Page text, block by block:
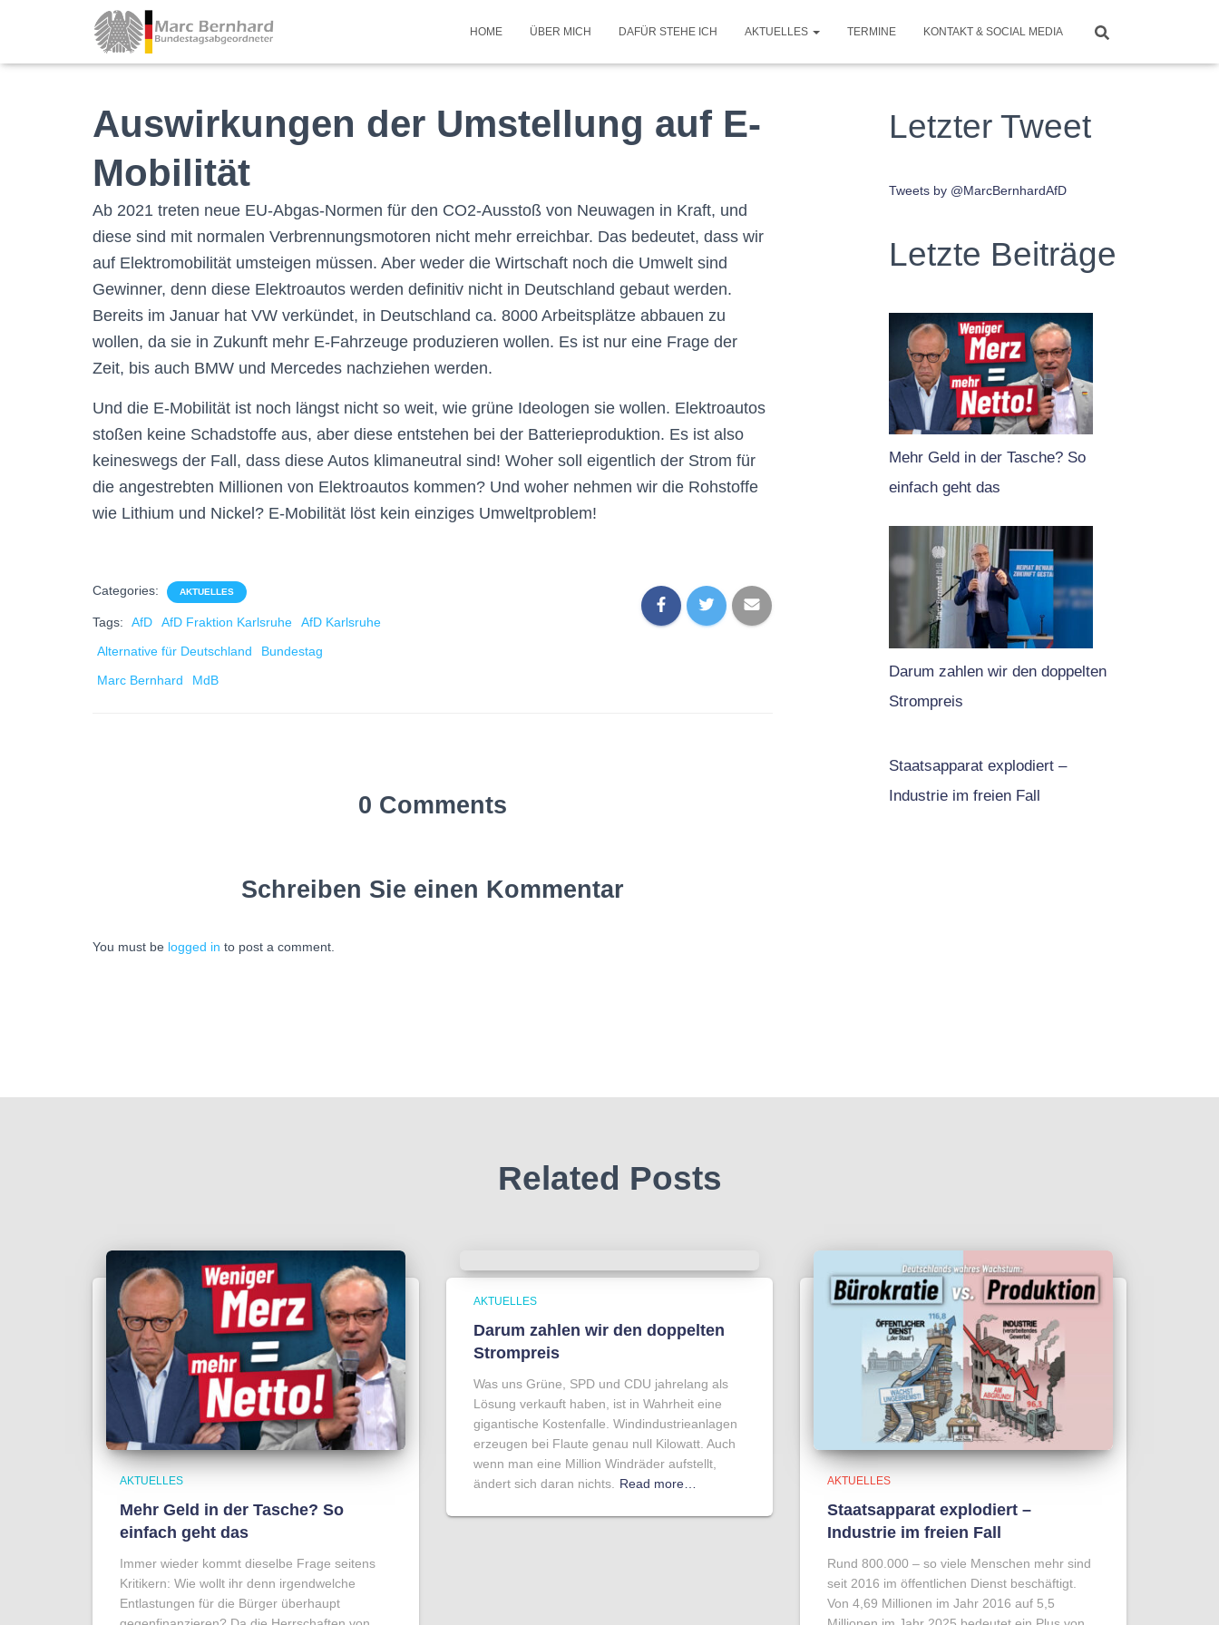
HOME ÜBER MICH DAFÜR STEHE ICH AKTUELLES TERMINE KONTAKT & SOCIAL MEDIA
Auswirkungen der Umstellung auf E-
Mobilität
Ab 2021 treten neue EU-Abgas-Normen für den CO2-Ausstoß von Neuwagen in Kraft, und
diese sind mit normalen Verbrennungsmotoren nicht mehr erreichbar. Das bedeutet, dass wir
auf Elektromobilität umsteigen müssen. Aber weder die Wirtschaft noch die Umwelt sind
Gewinner, denn diese Elektroautos werden definitiv nicht in Deutschland gebaut werden.
Bereits im Januar hat VW verkündet, in Deutschland ca. 8000 Arbeitsplätze abbauen zu
wollen, da sie in Zukunft mehr E-Fahrzeuge produzieren wollen. Es ist nur eine Frage der
Zeit, bis auch BMW und Mercedes nachziehen werden.
Und die E-Mobilität ist noch längst nicht so weit, wie grüne Ideologen sie wollen. Elektroautos
stoßen keine Schadstoffe aus, aber diese entstehen bei der Batterieproduktion. Es ist also
keineswegs der Fall, dass diese Autos klimaneutral sind! Woher soll eigentlich der Strom für
die angestrebten Millionen von Elektroautos kommen? Und woher nehmen wir die Rohstoffe
wie Lithium und Nickel? E-Mobilität löst kein einziges Umweltproblem!
Categories: AKTUELLES
Tags: AfD AfD Fraktion Karlsruhe
AfD Karlsruhe
Alternative für Deutschland
Bundestag
Marc Bernhard
MdB
0 Comments
Schreiben Sie einen Kommentar
You must be logged in to post a comment.
Letzter Tweet
Tweets by @MarcBernhardAfD
Letzte Beiträge
Mehr Geld in der Tasche? So
einfach geht das
Darum zahlen wir den doppelten
Strompreis
Staatsapparat explodiert –
Industrie im freien Fall
Related Posts
AKTUELLES
Mehr Geld in der Tasche? So
einfach geht das
Immer wieder kommt dieselbe Frage seitens
Kritikern: Wie wollt ihr denn irgendwelche
Entlastungen für die Bürger überhaupt
AKTUELLES
Darum zahlen wir den doppelten
Strompreis
Was uns Grüne, SPD und CDU jahrelang als
Lösung verkauft haben, ist in Wahrheit eine
gigantische Kostenfalle. Windindustrieanlagen
erzeugen bei Flaute genau null Kilowatt. Auch
wenn man eine Million Windräder aufstellt,
ändert sich daran nichts.
Read more… AKTUELLES
Staatsapparat explodiert –
Industrie im freien Fall
Rund 800.000 – so viele Menschen mehr sind
seit 2016 im öffentlichen Dienst beschäftigt.
Von 4,69 Millionen im Jahr 2016 auf 5,5